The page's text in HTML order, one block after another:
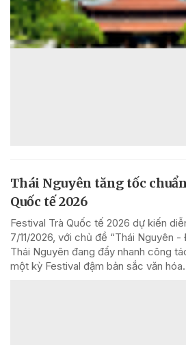
Thái Nguyên tăng tốc
Quốc tế 2026
Festival Trà Quốc tế 2026 dự kiến
7/11/2026, với chủ đề “Thái Nguyên
Thái Nguyên đang đẩy nhanh công
một kỳ Festival đậm bản sắc văn